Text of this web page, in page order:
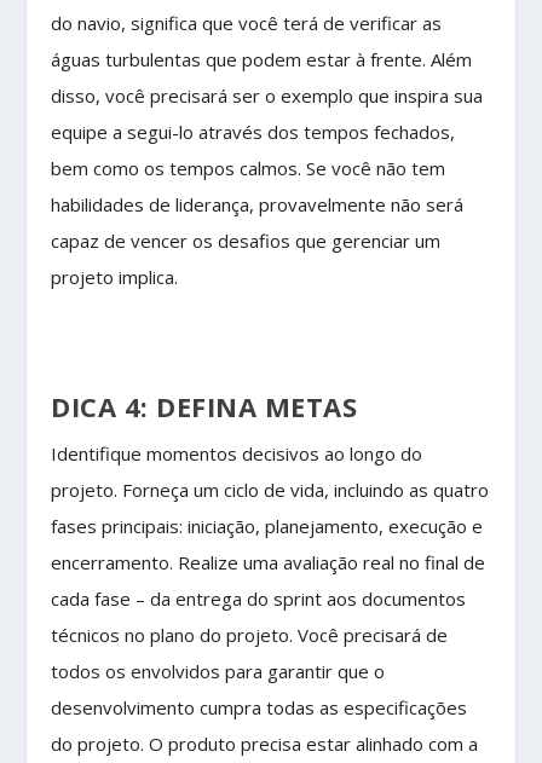
do navio, significa que você terá de verificar as
águas turbulentas que podem estar à frente. Além
disso, você precisará ser o exemplo que inspira sua
equipe a segui-lo através dos tempos fechados,
bem como os tempos calmos. Se você não tem
habilidades de liderança, provavelmente não será
capaz de vencer os desafios que gerenciar um
projeto implica.
DICA 4: DEFINA METAS
Identifique momentos decisivos ao longo do
projeto. Forneça um ciclo de vida, incluindo as quatro
fases principais: iniciação, planejamento, execução e
encerramento. Realize uma avaliação real no final de
cada fase – da entrega do sprint aos documentos
técnicos no plano do projeto. Você precisará de
todos os envolvidos para garantir que o
desenvolvimento cumpra todas as especificações
do projeto. O produto precisa estar alinhado com a